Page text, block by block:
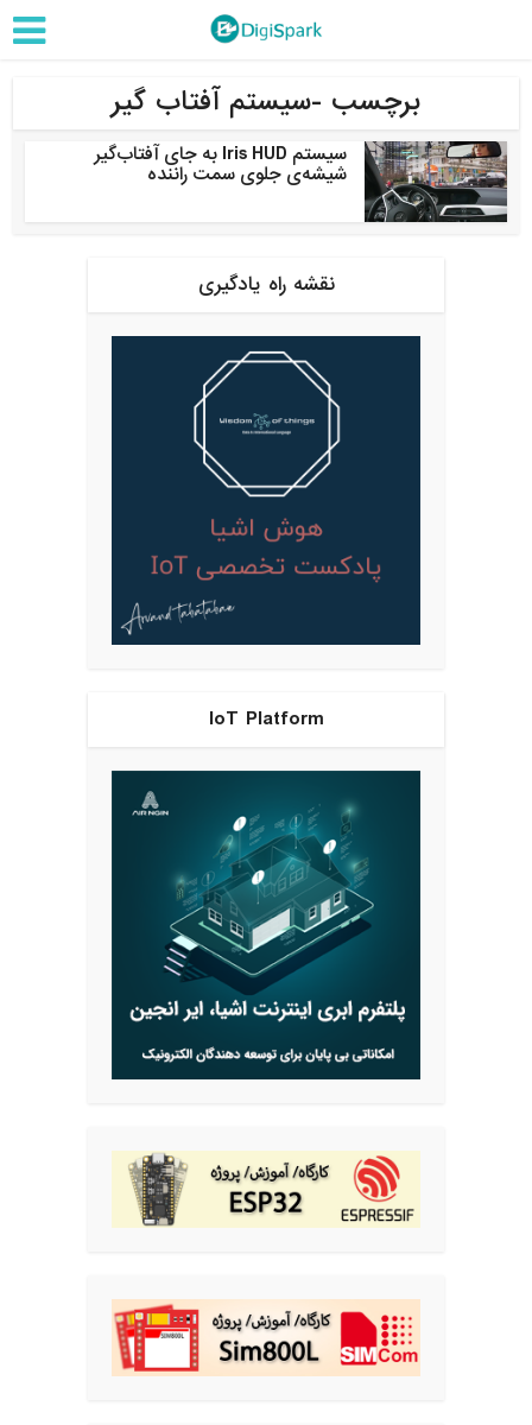
برچسب -سیستم آفتاب‌ گیر
سیستم Iris HUD به جای آفتاب‌گیر
شیشه‌ی جلوی سمت راننده
نقشه راه یادگیری
IoT Platform